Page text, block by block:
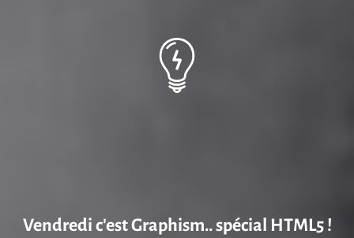
Vendredi c’est Graphism.. spécial HTML5 !